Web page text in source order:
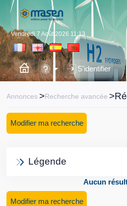
Vendredi 7 Août 2026 11:13
S'identifier
Annonces >Recherche avancée
Modifier ma recherche
Légende
Aucun
Modifier ma recherche